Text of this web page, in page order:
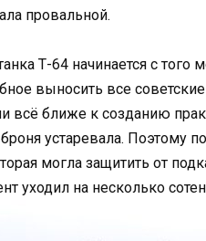
провальной.
Т-64 начинается с
выносить все
всё ближе к созданию
броня устаревала. Поэтому
могла защитить от
уходил на несколько